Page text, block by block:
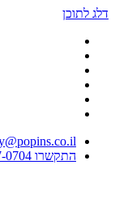
דלג לתוכן
התקשרו 052-507-0704